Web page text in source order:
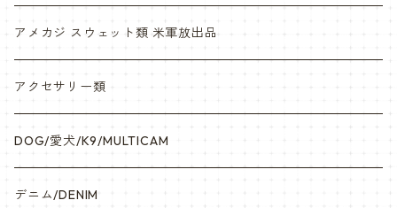
アメカジ スウェット類 米軍放出品
アクセサリー類
DOG/愛犬/K9/MULTICAM
デニム/DENIM